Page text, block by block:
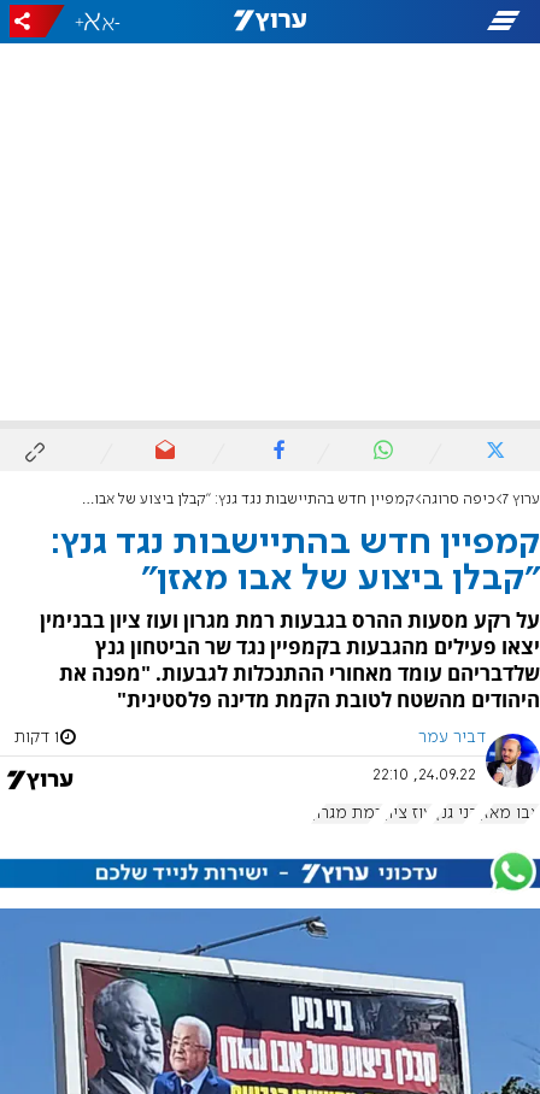
-
+
ערוץ 7 כיפה סרוגה קמפיין חדש בהתיישבות נגד גנץ: "קבלן ביצוע של אבו מאזן"
קמפיין חדש בהתיישבות נגד גנץ:
"קבלן ביצוע של אבו מאזן"
על רקע מסעות ההרס בגבעות רמת מגרון ועוז ציון בבנימין
יצאו פעילים מהגבעות בקמפיין נגד שר הביטחון גנץ
שלדבריהם עומד מאחורי ההתנכלות לגבעות. "מפנה את
היהודים מהשטח לטובת הקמת מדינה פלסטינית"
דביר עמר 1 דקות
24.09.22, 22:10
אבו מאזן בני גנץ עוז ציון רמת מגרון